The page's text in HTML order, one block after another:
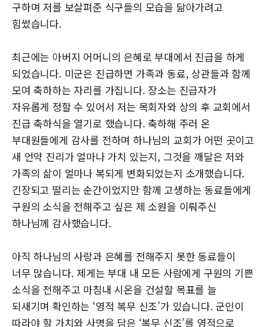
구하며 저를 보살펴준 식구들의 모습을 닮아가려고
힘썼습니다.
최근에는 아버지 어머니의 은혜로 부대에서 진급을 하게
되었습니다. 미군은 진급하면 가족과 동료, 상관들과 함께
모여 축하하는 자리를 가집니다. 장소는 진급자가
자유롭게 정할 수 있어서 저는 목회자와 상의 후 교회에서
진급 축하식을 열기로 했습니다. 축하해 주러 온
부대원들에게 감사를 전하며 하나님의 교회가 어떤 곳이고
새 언약 진리가 얼마나 가치 있는지, 그것을 깨달은 저와
가족의 삶이 얼마나 복되게 변화되었는지 소개했습니다.
긴장되고 떨리는 순간이었지만 함께 고생하는 동료들에게
구원의 소식을 전해주고 싶은 제 소원을 이뤄주신
하나님께 감사했습니다.
아직 하나님의 사랑과 은혜를 전해주지 못한 동료들이
너무 많습니다. 제게는 부대 내 모든 사람에게 구원의 기쁜
소식을 전해주고 마침내 시온을 건설할 목표를 늘
되새기며 확인하는 ‘영적 복무 신조’가 있습니다. 군인이
따라야 할 가치와 사명을 담은 ‘복무 신조’를 영적으로